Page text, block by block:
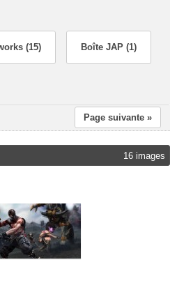
(15) Boîte JAP (1)
Page suivante »
16 images